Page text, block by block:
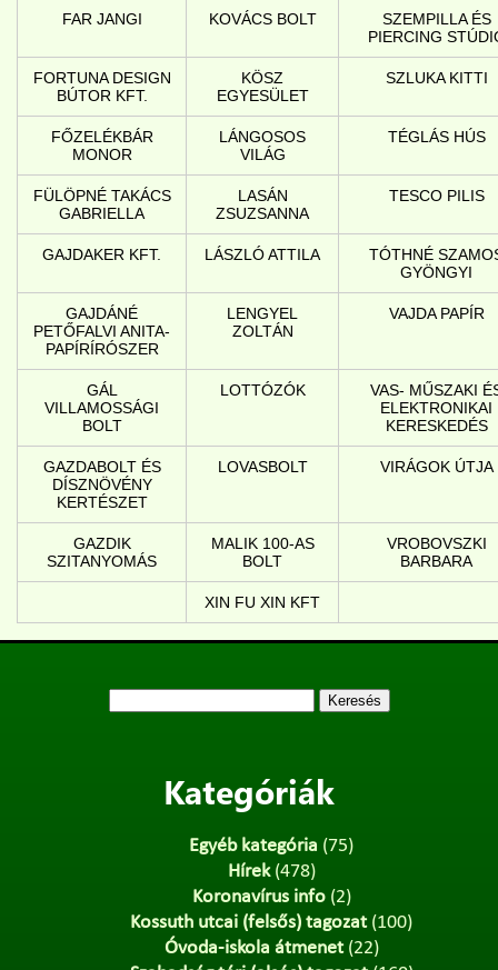
FAR JANGI KOVÁCS BOLT
SZEMPILLA ÉS
PIERCING
FORTUNA DESIGN
BÚTOR KFT.
KÖSZ
EGYESÜLET
SZLUKA KITTI
FŐZELÉKBÁR
MONOR
LÁNGOSOS
VILÁG
TÉGLÁS HÚS
FÜLÖPNÉ TAKÁCS
GABRIELLA
LASÁN
ZSUZSANNA
TESCO PILIS
GAJDAKER KFT. LÁSZLÓ ATTILA
TÓTHNÉ
GYÖNGYI
GAJDÁNÉ
PETŐFALVI ANITA-
PAPÍRÍRÓSZER
LENGYEL
ZOLTÁN
VAJDA PAPÍR
GÁL
VILLAMOSSÁGI
BOLT
LOTTÓZÓK
VAS- MŰSZAKI
ELEKTRONIKAI
KERESKEDÉS
GAZDABOLT ÉS
DÍSZNÖVÉNY
KERTÉSZET
LOVASBOLT VIRÁGOK ÚTJA
GAZDIK
SZITANYOMÁS
MALIK 100-AS
BOLT
VROBOVSZKI
BARBARA
XIN FU XIN KFT
Kategóriák
Egyéb kategória (75)
Hírek(478)
Koronavírus info(2)
Kossuth utcai (felsős) tagozat(100)
Óvoda-iskola átmenet(22)